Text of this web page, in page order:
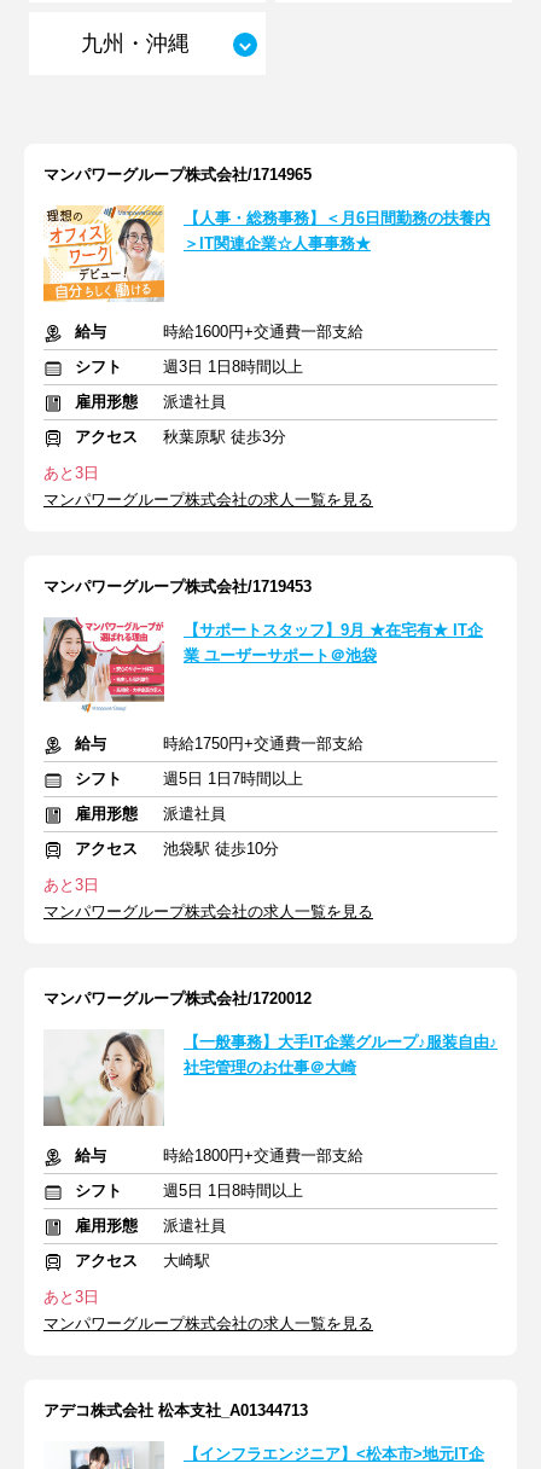
九州・沖縄
マンパワーグループ株式会社/1714965
【人事・総務事務】＜月6日間勤務の扶養内
＞IT関連企業☆人事事務★
給与
時給1600円+交通費一部支給
シフト
週3日 1日8時間以上
雇用形態
派遣社員
アクセス
秋葉原駅 徒歩3分
あと3日
マンパワーグループ株式会社の求人一覧を見る
マンパワーグループ株式会社/1719453
【サポートスタッフ】9月 ★在宅有★ IT企
業 ユーザーサポート＠池袋
給与
時給1750円+交通費一部支給
シフト
週5日 1日7時間以上
雇用形態
派遣社員
アクセス
池袋駅 徒歩10分
あと3日
マンパワーグループ株式会社の求人一覧を見る
マンパワーグループ株式会社/1720012
【一般事務】大手IT企業グループ♪服装自由♪
社宅管理のお仕事＠大崎
給与
時給1800円+交通費一部支給
シフト
週5日 1日8時間以上
雇用形態
派遣社員
アクセス
大崎駅
あと3日
マンパワーグループ株式会社の求人一覧を見る
アデコ株式会社 松本支社_A01344713
【インフラエンジニア】<松本市>地元IT企